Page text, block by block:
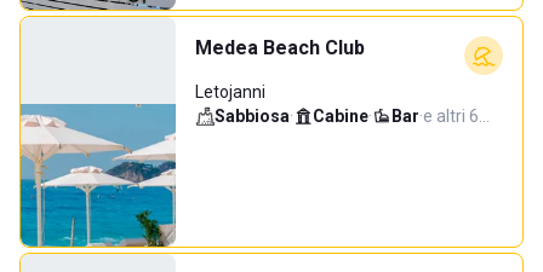
Medea Beach Club
Letojanni
Sabbiosa· Cabine· Bar·e altri 6…